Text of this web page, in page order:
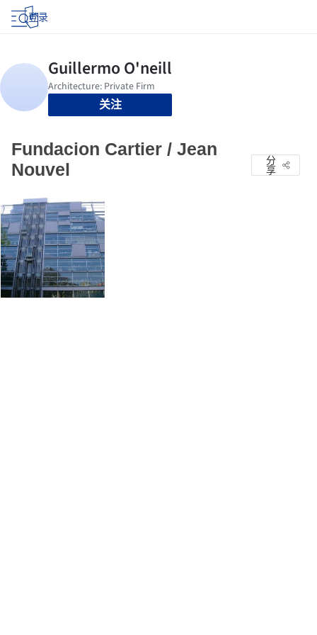
登录
关注
Fundacion Cartier / Jean
Nouvel
分
享